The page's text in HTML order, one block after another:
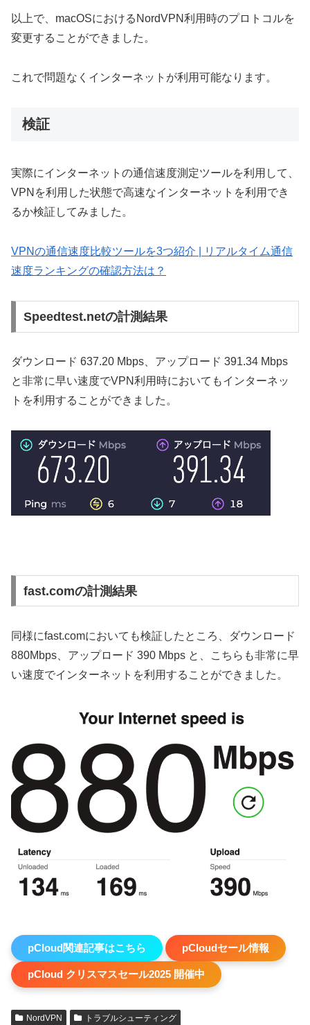
以上で、macOSにおけるNordVPN利用時のプロトコルを
変更することができました。
これで問題なくインターネットが利用可能なります。
検証
実際にインターネットの通信速度測定ツールを利用して、
VPNを利用した状態で高速なインターネットを利用でき
るか検証してみました。
VPNの通信速度比較ツールを3つ紹介 | リアルタイム通信
速度ランキングの確認方法は？
Speedtest.netの計測結果
ダウンロード 637.20 Mbps、アップロード 391.34 Mbps
と非常に早い速度でVPN利用時においてもインターネッ
トを利用することができました。
fast.comの計測結果
同様にfast.comにおいても検証したところ、ダウンロード
880Mbps、アップロード 390 Mbps と、こちらも非常に早
い速度でインターネットを利用することができました。
pCloud関連記事はこちら pCloudセール情報
pCloud クリスマスセール2025 開催中
NordVPN トラブルシューティング